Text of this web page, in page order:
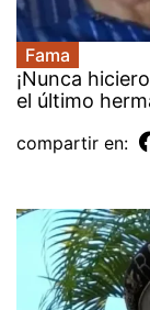
Fama
¡Nunca
el último
compartir en: